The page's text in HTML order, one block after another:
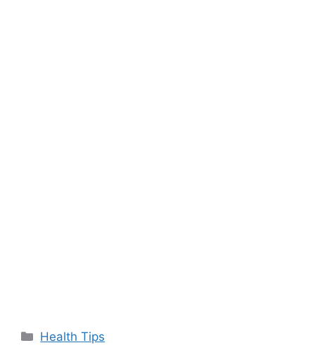
Categories
Health Tips